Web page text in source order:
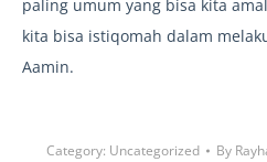
paling umum yang bisa kita
kita bisa istiqomah dalam
Aamin.
Category: Uncategorized By